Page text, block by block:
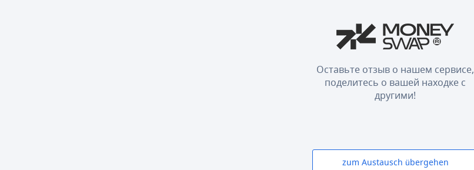
Оставьте отзыв о нашем сервисе,
поделитесь о вашей находке с
другими!
zum Austausch übergehen